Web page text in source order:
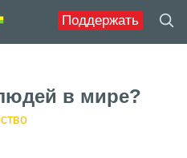
Поддержать
в мире?